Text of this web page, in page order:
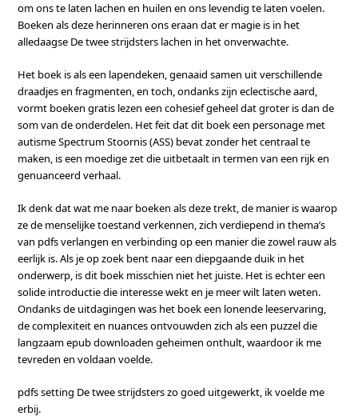
om ons te laten lachen en huilen en ons levendig te laten voelen.
Boeken als deze herinneren ons eraan dat er magie is in het
alledaagse De twee strijdsters lachen in het onverwachte.
Het boek is als een lapendeken, genaaid samen uit verschillende
draadjes en fragmenten, en toch, ondanks zijn eclectische aard,
vormt boeken gratis lezen een cohesief geheel dat groter is dan de
som van de onderdelen. Het feit dat dit boek een personage met
autisme Spectrum Stoornis (ASS) bevat zonder het centraal te
maken, is een moedige zet die uitbetaalt in termen van een rijk en
genuanceerd verhaal.
Ik denk dat wat me naar boeken als deze trekt, de manier is waarop
ze de menselijke toestand verkennen, zich verdiepend in thema’s
van pdfs verlangen en verbinding op een manier die zowel rauw als
eerlijk is. Als je op zoek bent naar een diepgaande duik in het
onderwerp, is dit boek misschien niet het juiste. Het is echter een
solide introductie die interesse wekt en je meer wilt laten weten.
Ondanks de uitdagingen was het boek een lonende leeservaring,
de complexiteit en nuances ontvouwden zich als een puzzel die
langzaam epub downloaden geheimen onthult, waardoor ik me
tevreden en voldaan voelde.
pdfs setting De twee strijdsters zo goed uitgewerkt, ik voelde me
erbij.